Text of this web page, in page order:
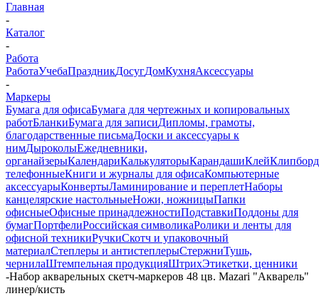
Главная
-
Каталог
-
Работа
РаботаУчебаПраздникДосугДомКухняАксессуары
-
Маркеры
Бумага для офисаБумага для чертежных и копировальных
работБланкиБумага для записиДипломы, грамоты,
благодарственные письмаДоски и аксессуары к
нимДыроколыЕжедневники,
органайзерыКалендариКалькуляторыКарандашиКлей
телефонныеКниги и журналы для офисаКомпьютерные
аксессуарыКонвертыЛаминирование и переплетНаборы
канцелярские настольныеНожи, ножницыПапки
офисныеОфисные принадлежностиПодставкиПоддоны для
бумагПортфелиРоссийская символикаРолики и ленты для
офисной техникиРучкиСкотч и упаковочный
материалСтеплеры и антистеплерыСтержниТушь,
чернилаШтемпельная продукцияШтрихЭтикетки, ценники
-Набор акварельных скетч-маркеров 48 цв. Mazari "Акварель"
линер/кисть